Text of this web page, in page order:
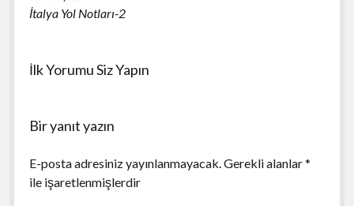
İtalya Yol Notları-2
İlk Yorumu Siz Yapın
Bir yanıt yazın
E-posta adresiniz yayınlanmayacak. Gerekli alanlar*
ile işaretlenmişlerdir